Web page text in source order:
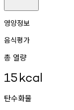
영양정보
음식평가
총 열량
15kcal
탄수화물